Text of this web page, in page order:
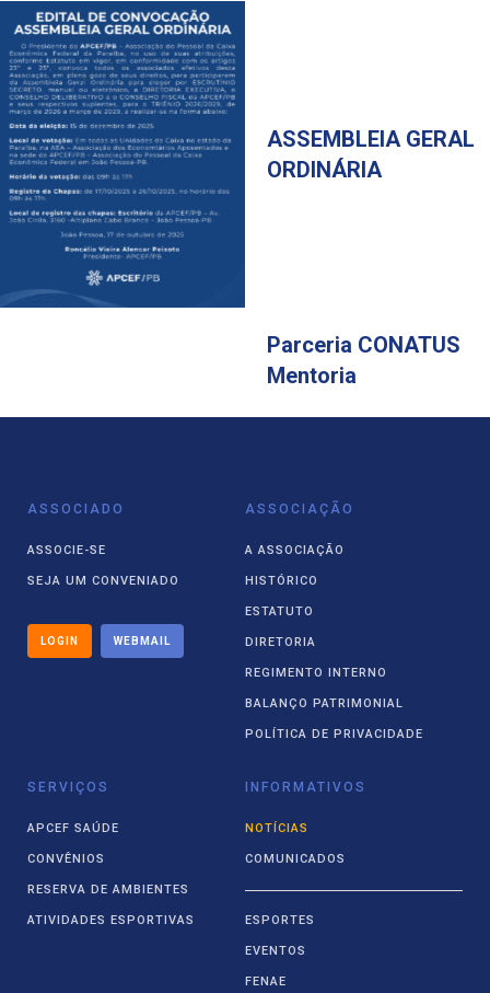
ASSEMBLEIA GERAL
ORDINÁRIA
Parceria CONATUS
Mentoria
ASSOCIADO
ASSOCIE-SE
SEJA UM CONVENIADO
LOGIN WEBMAIL
ASSOCIAÇÃO
A ASSOCIAÇÃO
HISTÓRICO
ESTATUTO
DIRETORIA
REGIMENTO INTERNO
BALANÇO PATRIMONIAL
POLÍTICA DE PRIVACIDADE
SERVIÇOS
APCEF SAÚDE
CONVÊNIOS
RESERVA DE AMBIENTES
ATIVIDADES ESPORTIVAS
INFORMATIVOS
NOTÍCIAS
COMUNICADOS
ESPORTES
EVENTOS
FENAE